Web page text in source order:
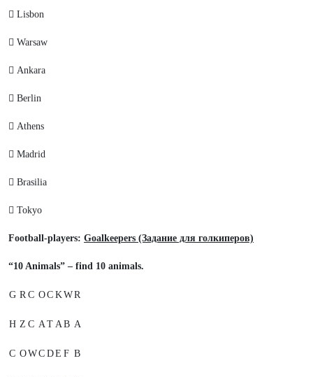
 Lisbon
 Warsaw
 Ankara
 Berlin
 Athens
 Madrid
 Brasilia
 Tokyо
Football-players: Goalkeepers (Задание для голкиперов)
“10 Animals” – find 10 animals.
G R C OC KWR
H Z C AT AB A
C OWC DE F B